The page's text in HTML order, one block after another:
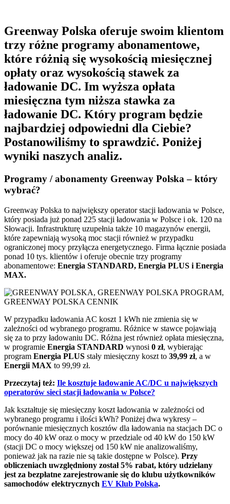
Greenway Polska oferuje swoim klientom
trzy różne programy abonamentowe,
które różnią się wysokością miesięcznej
opłaty oraz wysokością stawek za
ładowanie DC. Im wyższa opłata
miesięczna tym niższa stawka za
ładowanie DC. Który program będzie
najbardziej odpowiedni dla Ciebie?
Postanowiliśmy to sprawdzić. Poniżej
wyniki naszych analiz.
Programy / abonamenty Greenway Polska – który
wybrać?
Greenway Polska to największy operator stacji ładowania w Polsce,
który posiada już ponad 225 stacji ładowania w Polsce i ok. 120 na
Słowacji. Infrastrukturę uzupełnia także 10 magazynów energii,
które zapewniają wysoką moc stacji również w przypadku
ograniczonej mocy przyłącza energetycznego. Firma łącznie posiada
ponad 10 tys. klientów i oferuje obecnie trzy programy
abonamentowe: Energia STANDARD, Energia PLUS i Energia
MAX.
W przypadku ładowania AC koszt 1 kWh nie zmienia się w
zależności od wybranego programu. Różnice w stawce pojawiają
się za to przy ładowaniu DC. Różna jest również opłata miesięczna,
w programie Energia STANDARD wynosi 0 zł, wybierając
program Energia PLUS stały miesięczny koszt to 39,99 zł, a w
Energii MAX to 99,99 zł.
Przeczytaj też: Ile kosztuje ładowanie AC/DC u największych
operatorów sieci stacji ładowania w Polsce?
Jak kształtuje się miesięczny koszt ładowania w zależności od
wybranego programu i ilości kWh? Poniżej dwa wykresy –
porównanie miesięcznych kosztów dla ładowania na stacjach DC o
mocy do 40 kW oraz o mocy w przedziale od 40 kW do 150 kW
(stacji DC o mocy większej od 150 kW nie analizowaliśmy,
ponieważ jak na razie nie są takie dostępne w Polsce). Przy
obliczeniach uwzględniony został5% rabat, który udzielany
jest za bezpłatne zarejestrowanie się do klubu użytkowników
samochodów elektrycznych EV Klub Polska.